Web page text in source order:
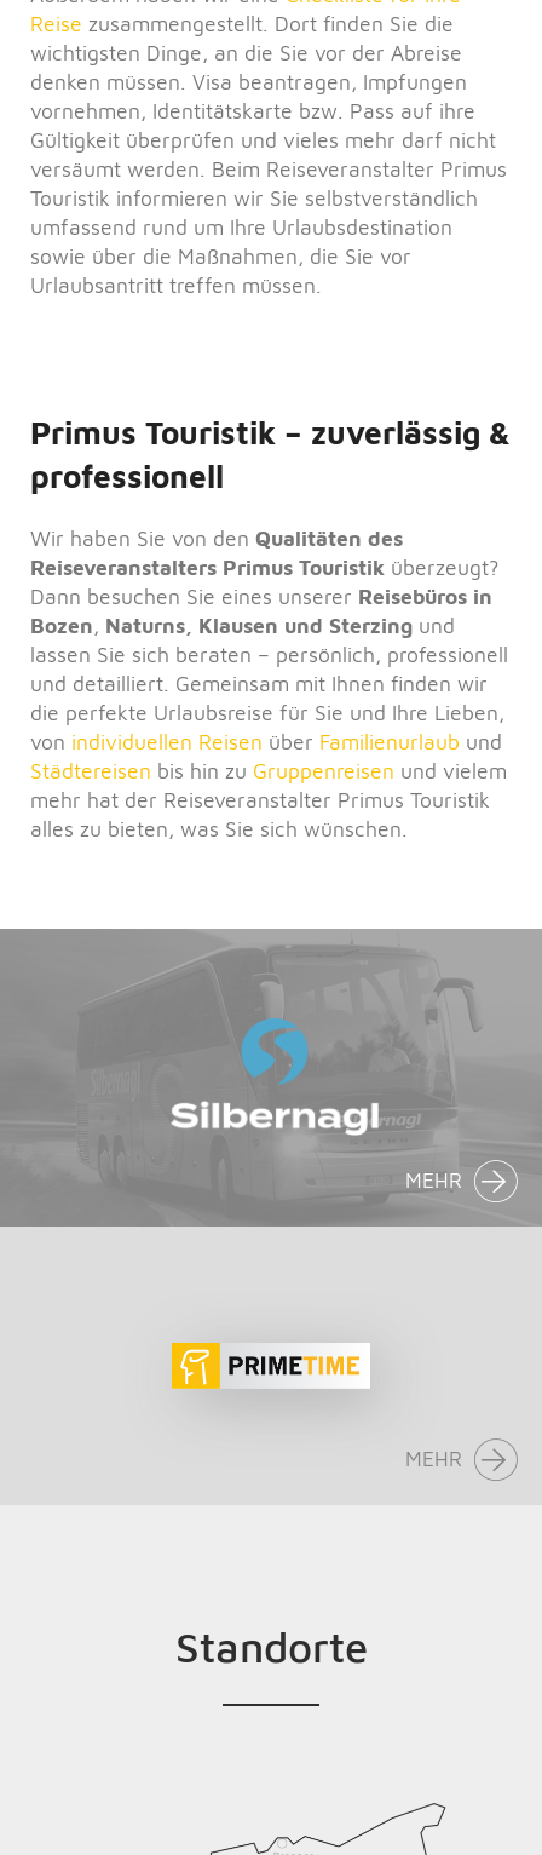
Reise zusammengestellt. Dort finden Sie die
wichtigsten Dinge, an die Sie vor der Abreise
denken müssen. Visa beantragen, Impfungen
vornehmen, Identitätskarte bzw. Pass auf ihre
Gültigkeit überprüfen und vieles mehr darf nicht
versäumt werden. Beim Reiseveranstalter Primus
Touristik informieren wir Sie selbstverständlich
umfassend rund um Ihre Urlaubsdestination
sowie über die Maßnahmen, die Sie vor
Urlaubsantritt treffen müssen.
Primus Touristik – zuverlässig &
professionell
Wir haben Sie von den Qualitäten des
Reiseveranstalters Primus Touristik überzeugt?
Dann besuchen Sie eines unserer Reisebüros in
Bozen, Naturns, Klausen und Sterzing und
lassen Sie sich beraten – persönlich, professionell
und detailliert. Gemeinsam mit Ihnen finden wir
die perfekte Urlaubsreise für Sie und Ihre Lieben,
von individuellen Reisen über Familienurlaub und
Städtereisen bis hin zu Gruppenreisen und vielem
mehr hat der Reiseveranstalter Primus Touristik
alles zu bieten, was Sie sich wünschen.
MEHR
MEHR
Standorte